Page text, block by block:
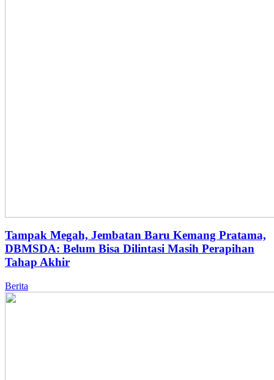
Tampak Megah, Jembatan Baru Kemang Pratama,
DBMSDA: Belum Bisa Dilintasi Masih Perapihan
Tahap Akhir
Berita